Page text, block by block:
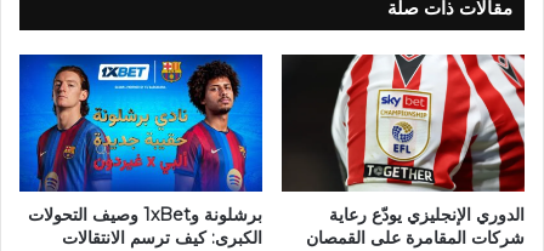
مقالات ذات صلة
الدوري الإنجليزي يودّع رعاية
شركات المقامرة على القمصان
برشلونة و1xBet وصيف التحولات
الكبرى: كيف ترسم الانتقالات